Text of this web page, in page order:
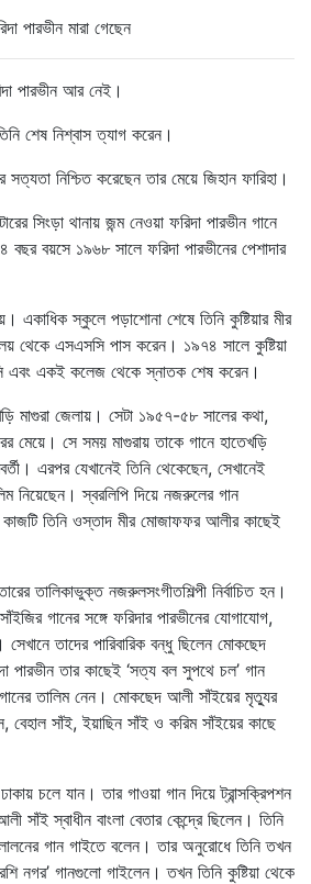
পারভীন আর নেই।
শেষ নিশ্বাস ত্যাগ করেন।
নিশ্চিত করেছেন তার মেয়ে জিহান ফারিহা।
সিংড়া থানায় জন্ম নেওয়া ফরিদা পারভীন গানে
বয়সে ১৯৬৮ সালে ফরিদা পারভীনের পেশাদার
একাধিক স্কুলে পড়াশোনা শেষে তিনি কুষ্টিয়ার মীর
থেকে এসএসসি পাস করেন। ১৯৭৪ সালে কুষ্টিয়া
এবং একই কলেজ থেকে স্নাতক শেষ করেন।
মাগুরা জেলায়। সেটা ১৯৫৭-৫৮ সালের কথা,
মেয়ে। সে সময় মাগুরায় তাকে গানে হাতেখড়ি
এরপর যেখানেই তিনি থেকেছেন, সেখানেই
নিয়েছেন। স্বরলিপি দিয়ে নজরুলের গান
কাজটি তিনি ওস্তাদ মীর মোজাফফর আলীর কাছেই
তালিকাভুক্ত নজরুলসংগীতশিল্পী নির্বাচিত হন।
গানের সঙ্গে ফরিদার পারভীনের যোগাযোগ,
তাদের পারিবারিক বন্ধু ছিলেন মোকছেদ
পারভীন তার কাছেই ‘সত্য বল সুপথে চল’ গান
তালিম নেন। মোকছেদ আলী সাঁইয়ের মৃত্যুর
বেহাল সাঁই, ইয়াছিন সাঁই ও করিম সাঁইয়ের কাছে
চলে যান। তার গাওয়া গান দিয়ে ট্রান্সক্রিপশন
স্বাধীন বাংলা বেতার কেন্দ্রে ছিলেন। তিনি
গান গাইতে বলেন। তার অনুরোধে তিনি তখন
নগর’ গানগুলো গাইলেন। তখন তিনি কুষ্টিয়া থেকে